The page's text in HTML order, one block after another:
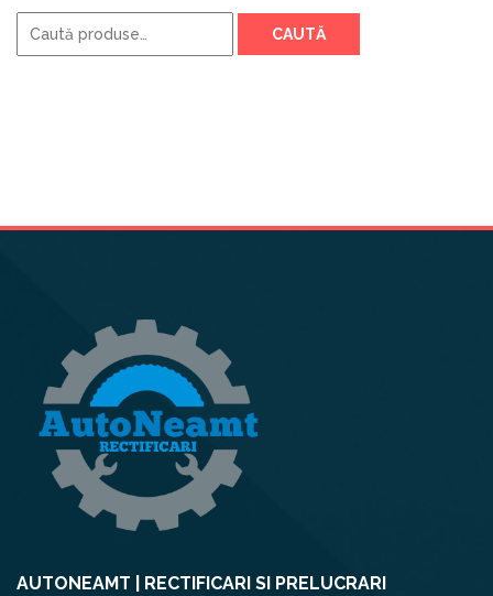
Caută
după:
CAUTĂ
AUTONEAMT | RECTIFICARI SI PRELUCRARI